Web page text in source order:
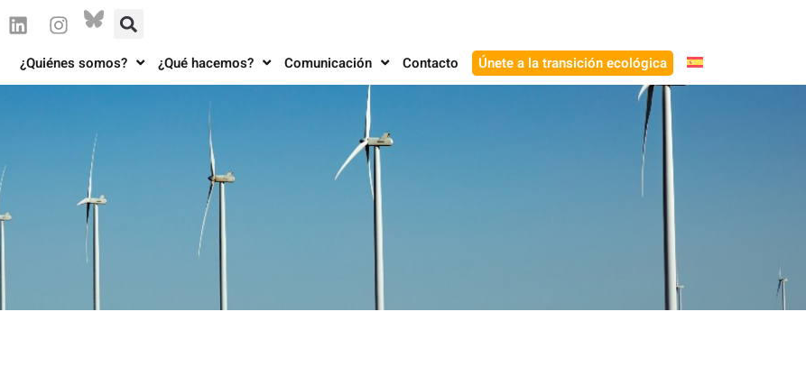
¿Quiénes somos? ¿Qué hacemos? Comunicación Contacto Únete a la transición ecológica